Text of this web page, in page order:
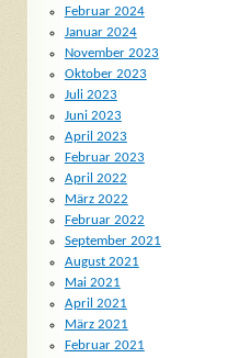
Februar 2024
Januar 2024
November 2023
Oktober 2023
Juli 2023
Juni 2023
April 2023
Februar 2023
April 2022
März 2022
Februar 2022
September 2021
August 2021
Mai 2021
April 2021
März 2021
Februar 2021